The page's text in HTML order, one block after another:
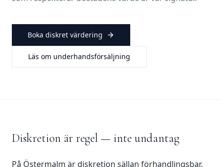
Boka diskret värdering
Läs om underhandsförsäljning
Diskretion är regel — inte undantag
På Östermalm är diskretion sällan förhandlingsbar.